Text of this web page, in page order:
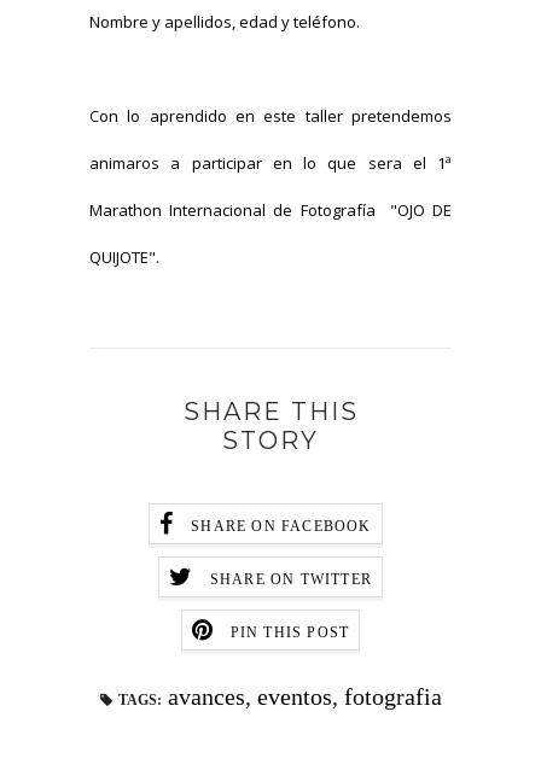
Nombre y apellidos, edad y teléfono.
Con lo aprendido en este taller pretendemos
animaros a participar en lo que sera el 1ª
Marathon Internacional de Fotografía "OJO DE
QUIJOTE".
SHARE THIS
STORY
SHARE ON FACEBOOK
SHARE ON TWITTER
PIN THIS POST
TAGS: avances, eventos, fotografia